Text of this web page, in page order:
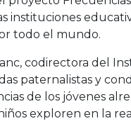
instituciones
todo el mundo.
codirectora del
paternalistas y
de los jóvenes
exploren en la